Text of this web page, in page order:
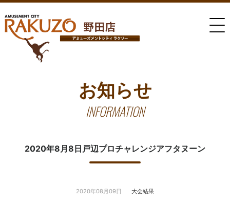
お知らせ
INFORMATION
2020年8月8日戸辺プロチャレンジアフタヌーン
2020年08月09日 大会結果